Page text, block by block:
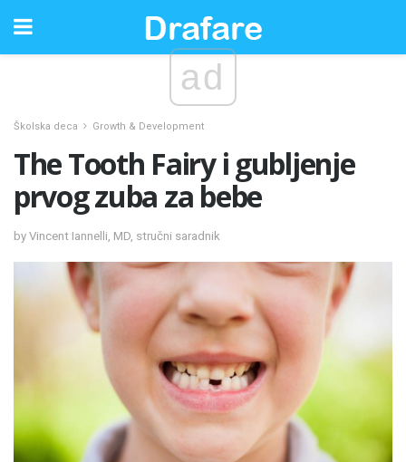
ad
Školska deca Growth & Development
The Tooth Fairy i gubljenje
prvog zuba za bebe
by Vincent Iannelli, MD, stručni saradnik